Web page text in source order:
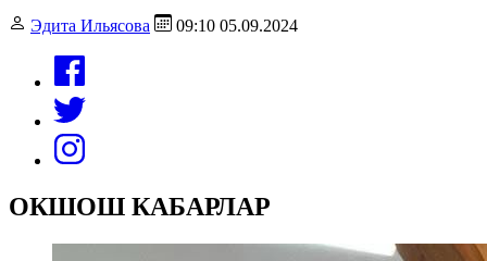
Эдита Ильясова 09:10 05.09.2024
ОКШОШ КАБАРЛАР